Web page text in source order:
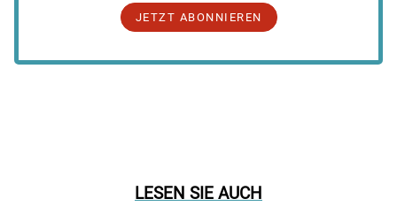
JETZT ABONNIEREN
LESEN SIE AUCH